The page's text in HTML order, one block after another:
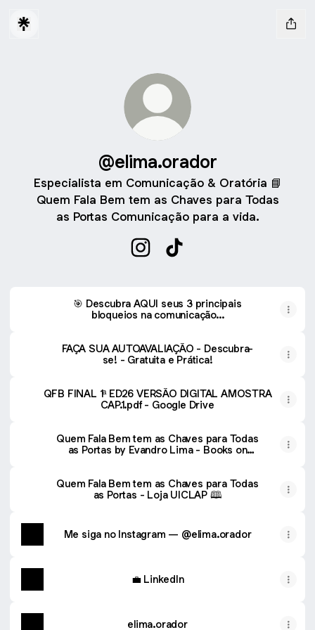
@elima.orador
Especialista em Comunicação & Oratória 📘
Quem Fala Bem tem as Chaves para Todas
as Portas Comunicação para a vida.
🎯 Descubra AQUI seus 3 principais
bloqueios na comunicação...
FAÇA SUA AUTOAVALIAÇÃO - Descubra-
se! - Gratuita e Prática!
QFB FINAL 1ª ED26 VERSÃO DIGITAL AMOSTRA
CAP.1.pdf - Google Drive
Quem Fala Bem tem as Chaves para Todas
as Portas by Evandro Lima - Books on
Quem Fala Bem tem as Chaves para Todas
as Portas - Loja UICLAP 🕮
Me siga no Instagram — @elima.orador
💼 LinkedIn
elima.orador